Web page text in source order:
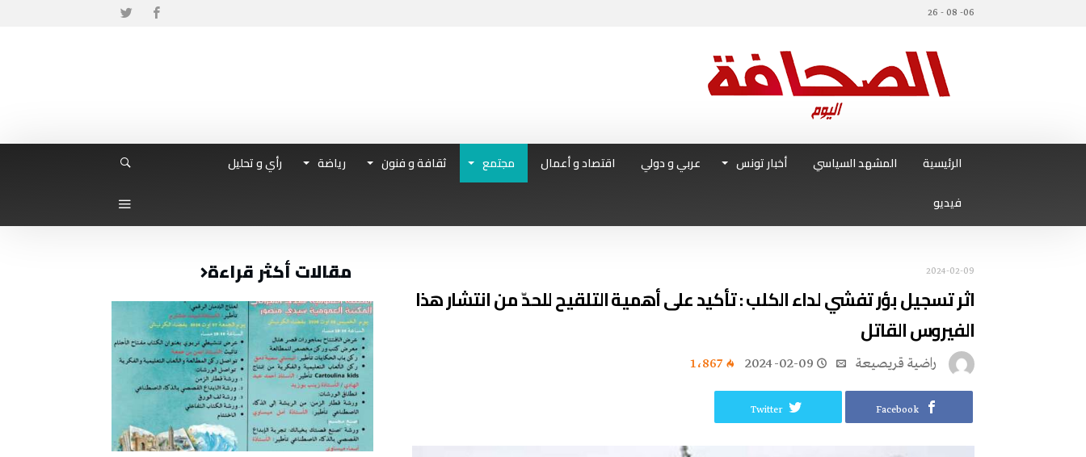
06- 08 - 26
الرئيسية المشهد السياسي أخبار تونس عربي و دولي اقتصاد و أعمال مجتمع ثقافة و فنون رياضة
رأي و تحليل
فيديو
2024-02-09
اثر تسجيل بؤر تفشي لداء الكلب : تأكيد على أهمية التلقيح للحدّ من انتشار هذا
الفيروس القاتل
راضية قريصيعة 2024-02-09 1٬867
Facebook
Twitter
مقالات أكثر قراءة